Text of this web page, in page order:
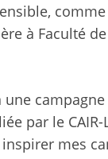
à Faculté
par le CAIR-
mes